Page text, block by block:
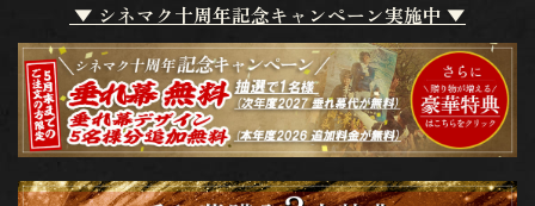
▼ シネマク十周年記念キャンペーン実施中 ▼